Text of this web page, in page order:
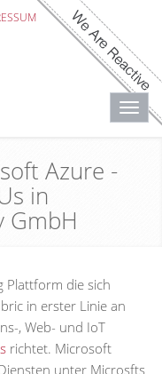
Azure -
in
GmbH
Plattform die sich
in erster Linie an
, Web- und IoT
richtet. Microsoft
unter Microsfts